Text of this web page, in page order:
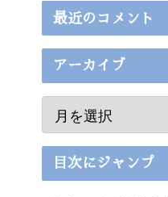
最近のコメント
アーカイブ
目次にジャンプ